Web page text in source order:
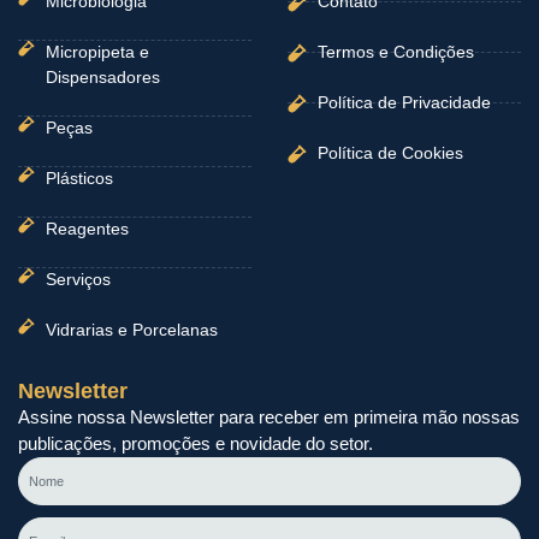
Micropipeta e
Dispensadores
Peças
Plásticos
Reagentes
Serviços
Vidrarias e Porcelanas
Termos e Condições
Política de Privacidade
Política de Cookies
Newsletter
Assine nossa Newsletter para receber em primeira mão nossas
publicações, promoções e novidade do setor.
Nome
E-